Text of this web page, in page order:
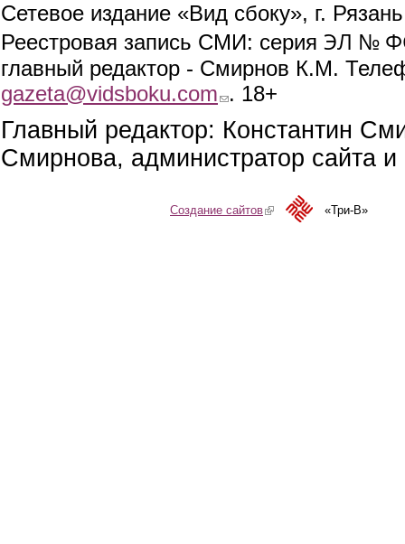
Сетевое издание «Вид сбоку», г.
Реестровая запись СМИ: серия ЭЛ №
главный редактор - Смирнов К.М.
gazeta@vidsboku.com (link sends e-mail)
. 18+
Главный редактор: Константин
Смирнова, администратор сайта
Создание сайтов(link is external)«Три-В»